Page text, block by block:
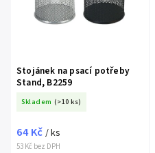
Stojánek na psací potřeby
Stand, B2259
Skladem (>10 ks)
53 Kč bez DPH
64 Kč / ks